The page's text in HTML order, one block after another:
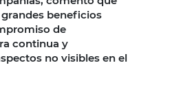
beneficios
de
continua y
no visibles en el